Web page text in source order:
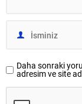
Daha sonraki
adresim ve site